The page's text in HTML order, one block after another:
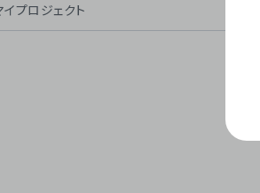
イプロジェクト